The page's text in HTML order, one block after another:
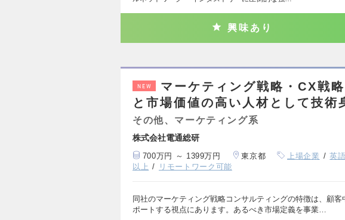
興味あり
NEW
マーケティング戦略・CX戦
と市場価値の高い人材として技術
その他、マーケティング系
株式会社電通総研
700万円 ～ 1399万円 東京都 上場企業 英
以上
リモートワーク可能
同社のマーケティング戦略コンサルティングの特徴は、顧客
ポートする視点にあります。あるべき市場定義を事業…